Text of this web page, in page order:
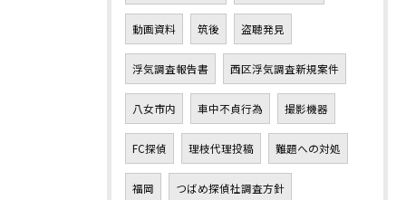
動画資料 筑後 盗聴発見
浮気調査報告書 西区浮気調査新規案件
八女市内 車中不貞行為 撮影機器
FC探偵 理枝代理投稿 難題への対処
福岡 つばめ探偵社調査方針